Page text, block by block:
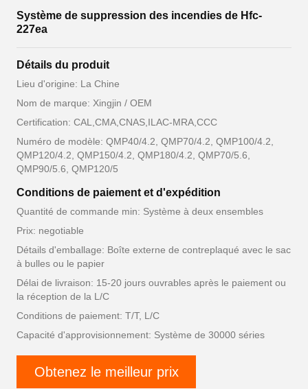
Système de suppression des incendies de Hfc-
227ea
Détails du produit
Lieu d'origine: La Chine
Nom de marque: Xingjin / OEM
Certification: CAL,CMA,CNAS,ILAC-MRA,CCC
Numéro de modèle: QMP40/4.2, QMP70/4.2, QMP100/4.2,
QMP120/4.2, QMP150/4.2, QMP180/4.2, QMP70/5.6,
QMP90/5.6, QMP120/5
Conditions de paiement et d'expédition
Quantité de commande min: Système à deux ensembles
Prix: negotiable
Détails d'emballage: Boîte externe de contreplaqué avec le sac
à bulles ou le papier
Délai de livraison: 15-20 jours ouvrables après le paiement ou
la réception de la L/C
Conditions de paiement: T/T, L/C
Capacité d'approvisionnement: Système de 30000 séries
Obtenez le meilleur prix